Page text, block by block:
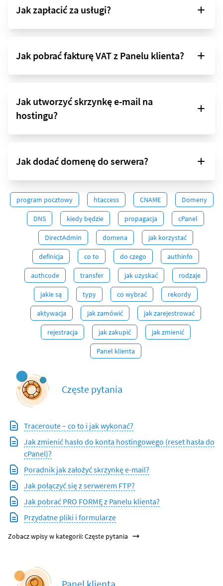
Jak zapłacić za usługi?
Jak pobrać fakturę VAT z Panelu klienta?
Jak utworzyć skrzynkę e-mail na
hostingu?
Jak dodać domenę do serwera?
program pocztowy htaccess CNAME Domeny
DNS kiedy będzie propagacja cPanel
DirectAdmin domena jak korzystać
definicja co to do czego authinfo
authcode transfer jak uzyskać rodzaje
jakie są typy co wybrać rekordy
aktywacja jak zamówić jak zarejestrować
rejestracja jak zakupić jak zmienić
Panel klienta
Częste pytania
Traceroute – co to i jak wykonać?
Jak zmienić hasło do konta hostingowego (reset hasła do
cPanel)?
Poradnik jak założyć skrzynkę e-mail?
Jak połączyć się z serwerem FTP?
Jak pobrać PRO FORMĘ z Panelu klienta?
Przydatne pliki i formularze
Zobacz wpisy w kategorii: Częste pytania